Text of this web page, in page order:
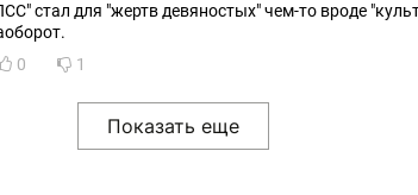
стал для "жертв девяностых" чем-то вроде
0 1